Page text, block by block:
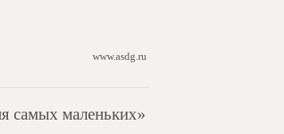
www.asdg.ru
самых маленьких»